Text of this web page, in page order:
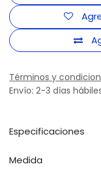
Términos y
Envío: 2-3 días
Especificaciones
Medida